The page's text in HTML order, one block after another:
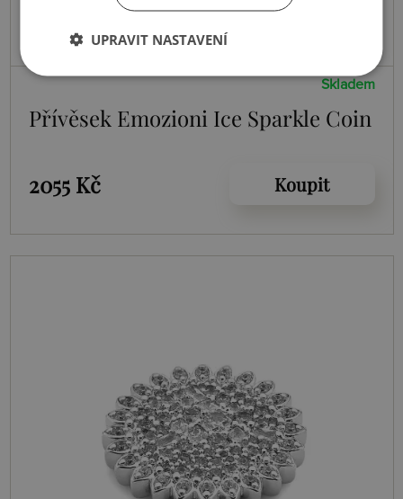
Skladem
Přívěsek Emozioni Ice Sparkle Coin
2055 Kč Koupit
UPRAVIT NASTAVENÍ